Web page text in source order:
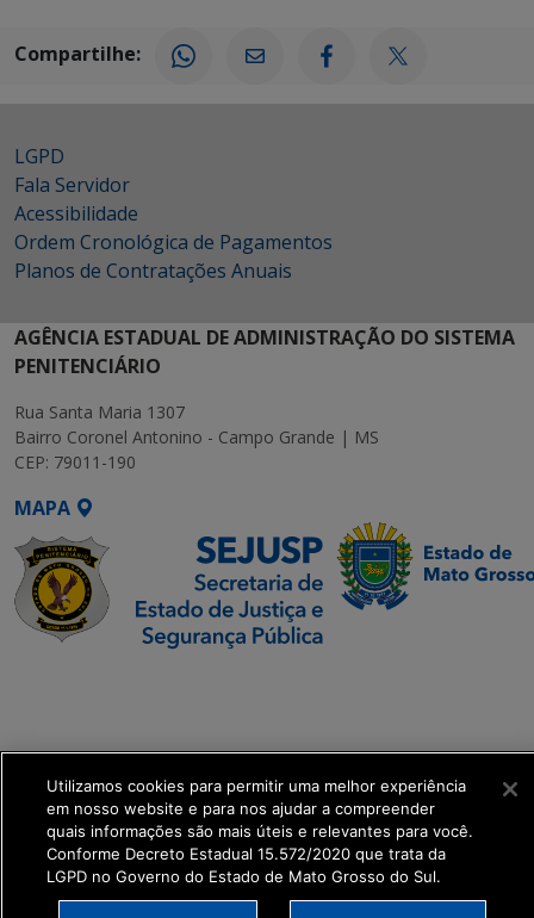
Compartilhe:
LGPD
Fala Servidor
Acessibilidade
Ordem Cronológica de Pagamentos
Planos de Contratações Anuais
AGÊNCIA ESTADUAL DE ADMINISTRAÇÃO DO SISTEMA
PENITENCIÁRIO
Rua Santa Maria 1307
Bairro Coronel Antonino - Campo Grande | MS
CEP: 79011-190
MAPA
get_footer();
Utilizamos cookies para permitir uma melhor experiência
em nosso website e para nos ajudar a compreender
quais informações são mais úteis e relevantes para você.
Conforme Decreto Estadual 15.572/2020 que trata da
LGPD no Governo do Estado de Mato Grosso do Sul.